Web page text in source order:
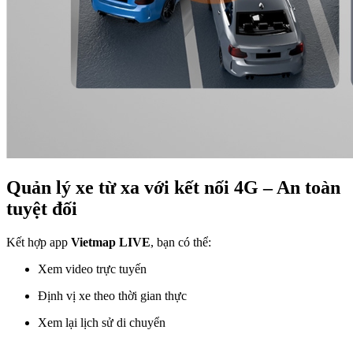
Quản lý xe từ xa với kết nối 4G – An toàn
tuyệt đối
Kết hợp app Vietmap LIVE, bạn có thể:
Xem video trực tuyến
Định vị xe theo thời gian thực
Xem lại lịch sử di chuyển